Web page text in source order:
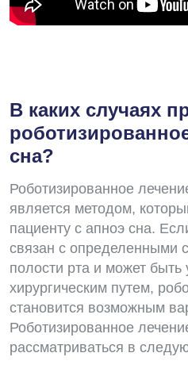
В каких случаях
сна?
Роботизированное
является методом,
пациенту с апноэ сна.
связан с определенными
полости рта и может быть
хирургическим путем,
становится возможным
Роботизированное
рассматриваться в